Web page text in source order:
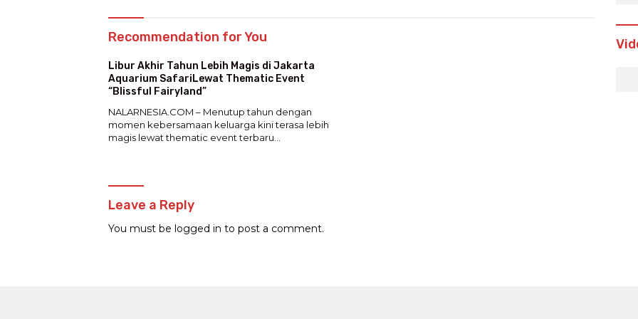
Recommendation for You
Libur Akhir Tahun Lebih Magis di Jakarta
Aquarium SafariLewat Thematic Event
“Blissful Fairyland”
NALARNESIA.COM – Menutup tahun dengan
momen kebersamaan keluarga kini terasa lebih
magis lewat thematic event terbaru…
Leave a Reply
You must be logged in to post a comment.